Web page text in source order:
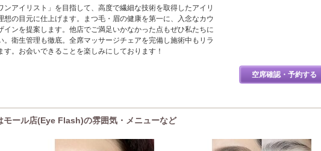
ンアイリスト」を目指して、高度で繊細な技術を取得したアイリ
想の目元に仕上げます。まつ毛・眉の健康を第一に、入念なカウ
インを提案します。他店でご満足いかなかった点もぜひ私たちに
。衛生管理も徹底。全席マッサージチェアを完備し施術中もリラ
す。お会いできることを楽しみにしております！
空席確認・予約する
モール店(Eye Flash)の雰囲気・メニューなど